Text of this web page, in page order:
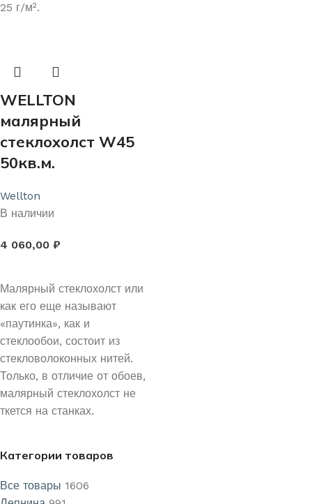
Категории товаров
Все товары 1606
25 г/м².
WELLTON
малярный
стеклохолст W45
50кв.м.
Wellton
В наличии
4 060,00 ₽
Малярный стеклохолст или
как его еще называют
«паутинка», как и
стеклообои, состоит из
стекловолоконных нитей.
Только, в отличие от обоев,
малярный стеклохолст не
ткется на станках.